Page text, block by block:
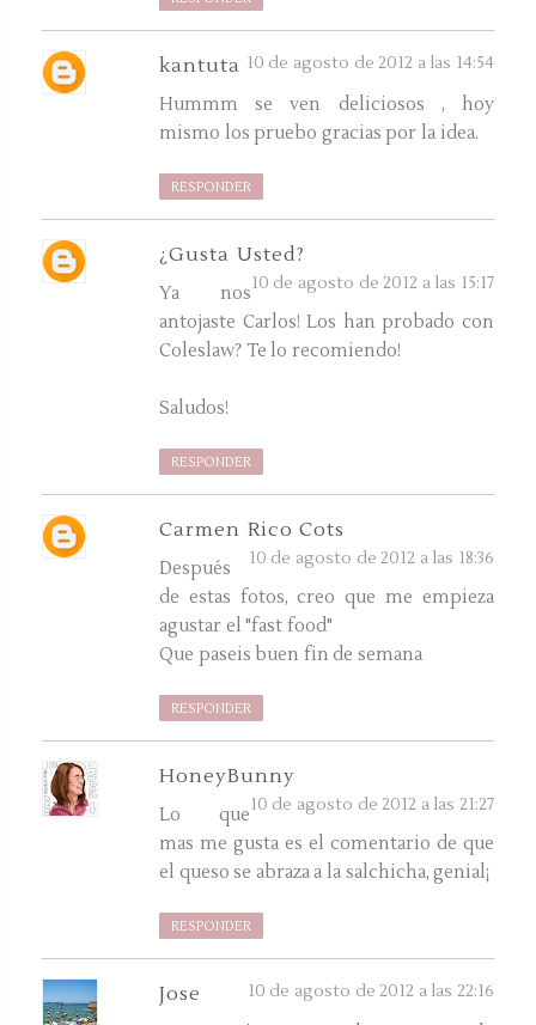
kantuta 10 de agosto de 2012 a las 14:54
Hummm se ven deliciosos , hoy
mismo los pruebo gracias por la idea.
RESPONDER
¿Gusta Usted?
10 de agosto de 2012 a las 15:17
Ya nos
antojaste Carlos! Los han probado con
Coleslaw? Te lo recomiendo!
Saludos!
RESPONDER
Carmen Rico Cots
10 de agosto de 2012 a las 18:36
Después
de estas fotos, creo que me empieza
agustar el "fast food"
Que paseis buen fin de semana
RESPONDER
HoneyBunny
10 de agosto de 2012 a las 21:27
Lo que
mas me gusta es el comentario de que
el queso se abraza a la salchicha, genial¡
RESPONDER
Jose 10 de agosto de 2012 a las 22:16